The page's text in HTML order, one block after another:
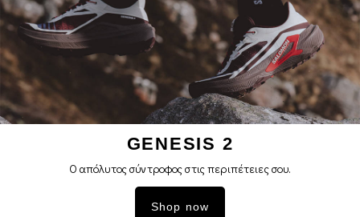
GENESIS 2
Ο απόλυτος σύντροφος στις περιπέτειες σoυ.
Shop now